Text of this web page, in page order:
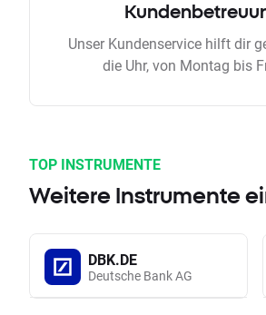
Unser Kundenservice hilft dir
die Uhr, von Montag bis
TOP INSTRUMENTE
Weitere Instrumente
DBK.DE
Deutsche Bank AG